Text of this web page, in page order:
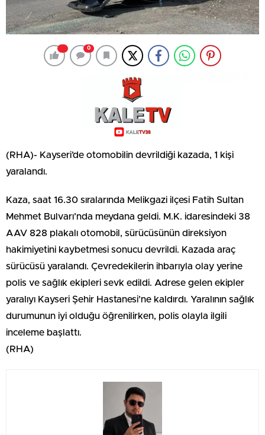
0
(RHA)- Kayseri’de otomobilin devrildiği kazada, 1 kişi
yaralandı.
Kaza, saat 16.30 sıralarında Melikgazi ilçesi Fatih Sultan
Mehmet Bulvarı’nda meydana geldi. M.K. idaresindeki 38
AAV 828 plakalı otomobil, sürücüsünün direksiyon
hakimiyetini kaybetmesi sonucu devrildi. Kazada araç
sürücüsü yaralandı. Çevredekilerin ihbarıyla olay yerine
polis ve sağlık ekipleri sevk edildi. Adrese gelen ekipler
yaralıyı Kayseri Şehir Hastanesi’ne kaldırdı. Yaralının sağlık
durumunun iyi olduğu öğrenilirken, polis olayla ilgili
inceleme başlattı.
(RHA)